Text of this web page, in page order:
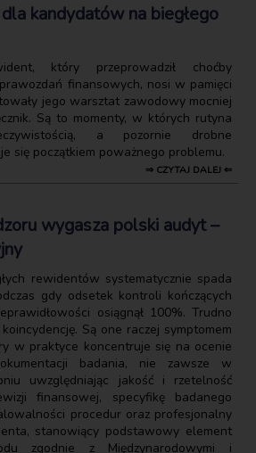
kandydatów na biegłego
który przeprowadził choćby
finansowych, nosi w pamięci
jego warsztat zawodowy mocniej
Są to momenty, w których rutyna
a pozornie drobne
się początkiem poważnego problemu.
⇒ CZYTAJ DALEJ ⇐
wygasza polski audyt –
rewidentów systematycznie spada
gdy odsetek kontroli kończących
osiągnął 100%. Trudno
Są one raczej symptomem
w praktyce koncentruje się na ocenie
badania, nie zawsze w
uwzględniając jakość i rzetelność
finansowej, specyfikę badanego
procedur oraz profesjonalny
stanowiący podstawowy element
zgodnie z Międzynarodowymi i